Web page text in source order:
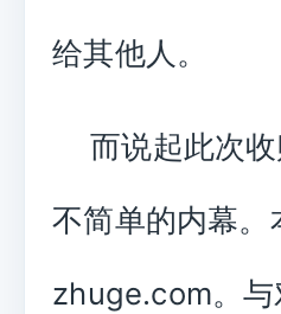
给其他人。
而说起此次
不简单的内幕
zhuge.com。